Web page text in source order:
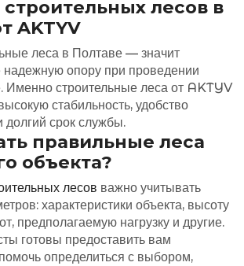
лесов в
AKTYV
леса в Полтаве — значит
надежную опору при проведении
Именно строительные леса от AKTYV
стабильность, удобство
долгий срок службы.
правильные леса
объекта?
лесов важно учитывать
характеристики объекта, высоту
предполагаемую нагрузку и другие.
готовы предоставить вам
определиться с выбором,